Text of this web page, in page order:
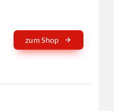
zum Shop